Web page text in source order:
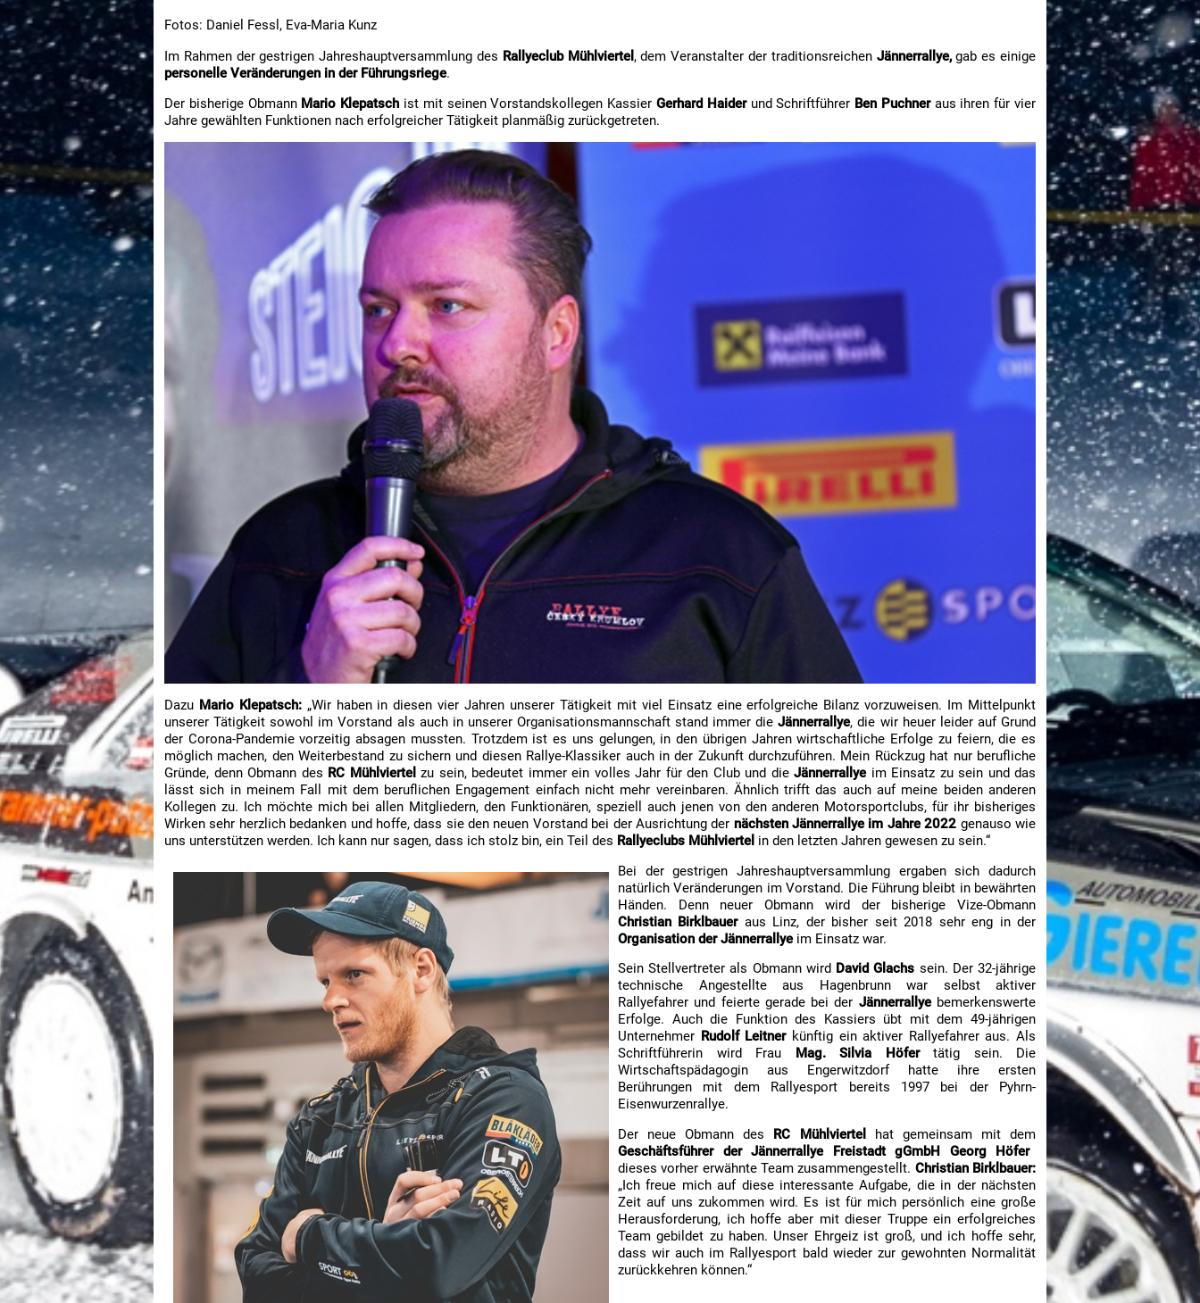
Fotos: Daniel Fessl, Eva-Maria Kunz
Im Rahmen der gestrigen Jahreshauptversammlung des Rallyeclub Mühlviertel , dem Veranstalter der traditionsreichen Jännerrallye,gab es einige
personelle Veränderungen in der Führungsriege.
Der bisherige Obmann Mario Klepatsch ist mit seinen Vorstandskollegen Kassier Gerhard Haiderund Schriftführer Ben Puchneraus ihren für vier
Jahre gewählten Funktionen nach erfolgreicher Tätigkeit planmäßig zurückgetreten.
Dazu Mario Klepatsch:„Wir haben in diesen vier Jahren unserer Tätigkeit mit viel Einsatz eine erfolgreiche Bilanz vorzuweisen. Im Mittelpunkt
unserer Tätigkeit sowohl im Vorstand als auch in unserer Organisationsmannschaft stand immer dieJännerrallye, die wir heuer leider auf Grund
der Corona-Pandemie vorzeitig absagen mussten. Trotzdem ist es uns gelungen, in den übrigen Jahren wirtschaftliche Erfolge zu feiern, die es
möglich machen, den Weiterbestand zu sichern und diesen Rallye-Klassiker auch in der Zukunft durchzuführen. Mein Rückzug hat nur berufliche
Gründe, denn Obmann des RC Mühlviertel zu sein, bedeutet immer ein volles Jahr für den Club und die Jännerrallyeim Einsatz zu sein und das
lässt sich in meinem Fall mit dem beruflichen Engagement einfach nicht mehr vereinbaren. Ähnlich trifft das auch auf meine beiden anderen
Kollegen zu. Ich möchte mich bei allen Mitgliedern, den Funktionären, speziell auch jenen von den anderen Motorsportclubs, für ihr bisheriges
Wirken sehr herzlich bedanken und hoffe, dass sie den neuen Vorstand bei der Ausrichtung der nächsten Jännerrallye im Jahre 2022 genauso wie
uns unterstützen werden. Ich kann nur sagen, dass ich stolz bin, ein Teil des Rallyeclubs Mühlviertel in den letzten Jahren gewesen zu sein.“
Bei der gestrigen Jahreshauptversammlung ergaben sich dadurch
natürlich Veränderungen im Vorstand. Die Führung bleibt in bewährten
Händen. Denn neuer Obmann wird der bisherige Vize-Obmann
Christian Birklbaueraus Linz, der bisher seit 2018 sehr eng in der
Organisation der Jännerrallyeim Einsatz war.
Sein Stellvertreter als Obmann wird David Glachs sein. Der 32-jährige
technische Angestellte aus Hagenbrunn war selbst aktiver
Rallyefahrer und feierte gerade bei der Jännerrallyebemerkenswerte
Erfolge. Auch die Funktion des Kassiers übt mit dem 49-jährigen
Unternehmer Rudolf Leitnerkünftig ein aktiver Rallyefahrer aus. Als
Schriftführerin wird Frau Mag. Silvia Höfertätig sein. Die
Wirtschaftspädagogin aus Engerwitzdorf hatte ihre ersten
Berührungen mit dem Rallyesport bereits 1997 bei der Pyhrn-
Eisenwurzenrallye.
Der neue Obmann des RC Mühlviertel
hat gemeinsam mit dem
Geschäftsführer der Jännerrallye Freistadt gGmbH Georg Höfer
dieses vorher erwähnte Team zusammengestellt. Christian Birklbauer:
„Ich freue mich auf diese interessante Aufgabe, die in der nächsten
Zeit auf uns zukommen wird. Es ist für mich persönlich eine große
Herausforderung, ich hoffe aber mit dieser Truppe ein erfolgreiches
Team gebildet zu haben. Unser Ehrgeiz ist groß, und ich hoffe sehr,
dass wir auch im Rallyesport bald wieder zur gewohnten Normalität
zurückkehren können.“